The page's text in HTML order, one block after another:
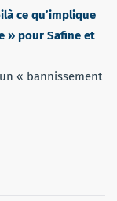
ce qu’implique
» pour Safine et
« bannissement